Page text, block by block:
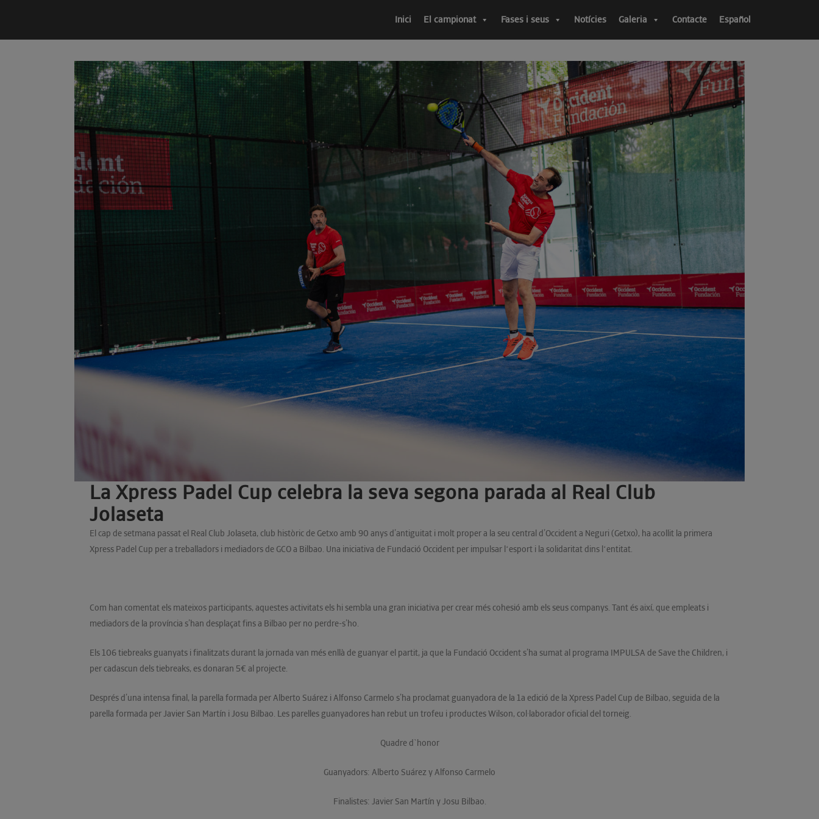
Inici El campionat Fases i seus Notícies Galeria Contacte Español
La Xpress Padel Cup celebra la seva segona parada al Real Club
Jolaseta
El cap de setmana passat el Real Club Jolaseta, club històric de Getxo amb 90 anys d’antiguitat i molt proper a la seu central d’Occident a Neguri (Getxo), ha acollit la primera
Xpress Padel Cup per a treballadors i mediadors de GCO a Bilbao. Una iniciativa de Fundació Occident per impulsar lʻesport i la solidaritat dins lʻentitat.
Com han comentat els mateixos participants, aquestes activitats els hi sembla una gran iniciativa per crear més cohesió amb els seus companys. Tant és així, que empleats i
mediadors de la província s’han desplaçat fins a Bilbao per no perdre-s’ho.
Els 106 tiebreaks guanyats i finalitzats durant la jornada van més enllà de guanyar el partit, ja que la Fundació Occident s’ha sumat al programa IMPULSA de Save the Children, i
per cadascun dels tiebreaks, es donaran 5€ al projecte.
Després d’una intensa final, la parella formada per Alberto Suárez i Alfonso Carmelo s’ha proclamat guanyadora de la 1a edició de la Xpress Padel Cup de Bilbao, seguida de la
parella formada per Javier San Martín i Josu Bilbao. Les parelles guanyadores han rebut un trofeu i productes Wilson, col·laborador oficial del torneig.
Quadre d`honor
Guanyadors: Alberto Suárez y Alfonso Carmelo
Finalistes: Javier San Martín y Josu Bilbao.